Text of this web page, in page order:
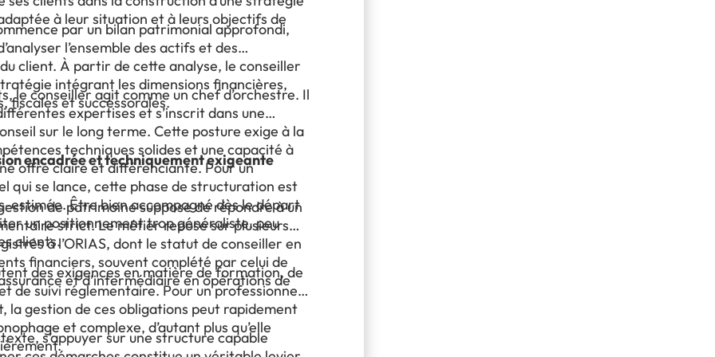
à leur situation et à leurs objectifs de
par un bilan patrimonial approfondi,
l’ensemble des actifs et des
client. À partir de cette analyse, le conseiller
intégrant les dimensions financières,
fiscales et successorales.
le conseiller agit comme un chef d’orchestre. Il
expertises et s’inscrit dans une
sur le long terme. Cette posture exige à la
techniques solides et une capacité à
offre claire et différenciante. Pour un
qui se lance, cette phase de structuration est
estimée. Être bien accompagné dès le départ
un positionnement trop généraliste, peu
clients.
encadrée et techniquement exigeante
de patrimoine suppose de répondre à un
strict. Le métier repose sur plusieurs
à l’ORIAS, dont le statut de conseiller en
financiers, souvent complété par celui de
et d’intermédiaire en opérations de
des exigences en matière de formation, de
de suivi réglementaire. Pour un professionnel
la gestion de ces obligations peut rapidement
et complexe, d’autant plus qu’elle
s’appuyer sur une structure capable